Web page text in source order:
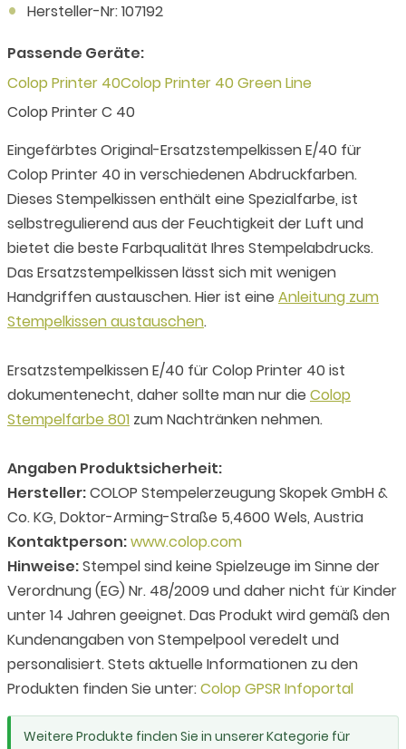
Hersteller-Nr: 107192
Passende Geräte:
Colop Printer 40Colop Printer 40 Green Line
Colop Printer C 40
Eingefärbtes Original-Ersatzstempelkissen E/40 für
Colop Printer 40 in verschiedenen Abdruckfarben.
Dieses Stempelkissen enthält eine Spezialfarbe, ist
selbstregulierend aus der Feuchtigkeit der Luft und
bietet die beste Farbqualität Ihres Stempelabdrucks.
Das Ersatzstempelkissen lässt sich mit wenigen
Handgriffen austauschen. Hier ist eine Anleitung zum
Stempelkissen austauschen.
Ersatzstempelkissen E/40 für Colop Printer 40 ist
dokumentenecht, daher sollte man nur die Colop
Stempelfarbe 801 zum Nachtränken nehmen.
Angaben Produktsicherheit:
Hersteller:COLOP Stempelerzeugung Skopek GmbH &
Co. KG, Doktor-Arming-Straße 5,4600 Wels, Austria
Kontaktperson:www.colop.com
Hinweise:Stempel sind keine Spielzeuge im Sinne der
Verordnung (EG) Nr. 48/2009 und daher nicht für Kinder
unter 14 Jahren geeignet. Das Produkt wird gemäß den
Kundenangaben von Stempelpool veredelt und
personalisiert. Stets aktuelle Informationen zu den
Produkten finden Sie unter:Colop GPSR Infoportal
Weitere Produkte finden Sie in unserer Kategorie für